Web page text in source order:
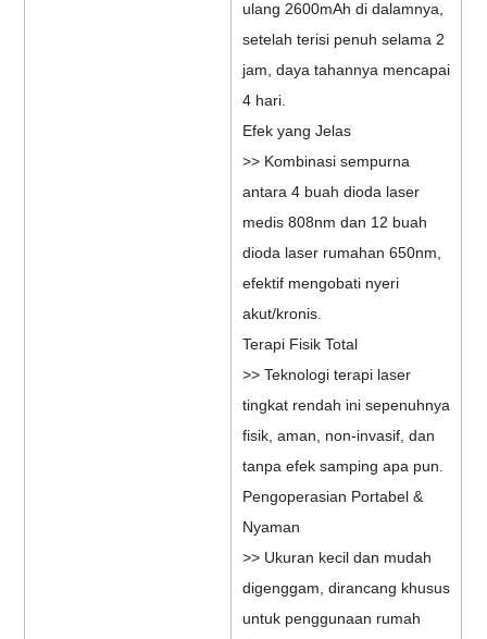
ulang 2600mAh di dalamnya,
setelah terisi penuh selama 2
jam, daya tahannya mencapai
4 hari.
Efek yang Jelas
>> Kombinasi sempurna
antara 4 buah dioda laser
medis 808nm dan 12 buah
dioda laser rumahan 650nm,
efektif mengobati nyeri
akut/kronis.
Terapi Fisik Total
>> Teknologi terapi laser
tingkat rendah ini sepenuhnya
fisik, aman, non-invasif, dan
tanpa efek samping apa pun.
Pengoperasian Portabel &
Nyaman
>> Ukuran kecil dan mudah
digenggam, dirancang khusus
untuk penggunaan rumah